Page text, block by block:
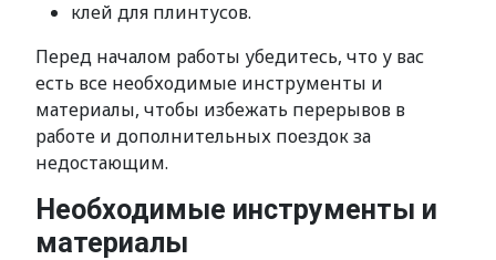
клей для плинтусов.
Перед началом работы убедитесь, что у вас
есть все необходимые инструменты и
материалы, чтобы избежать перерывов в
работе и дополнительных поездок за
недостающим.
Необходимые инструменты и
материалы